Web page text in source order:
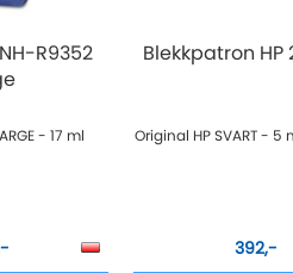
R9352
- 17 ml
Blekkpatron HP
Original HP SVART - 5
392,-